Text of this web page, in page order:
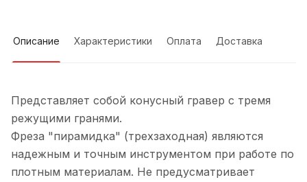
Описание Характеристики Оплата Доставка
Представляет собой конусный гравер с тремя
режущими гранями.
Фреза "пирамидка" (трехзаходная) являются
надежным и точным инструментом при работе по
плотным материалам. Не предусматривает